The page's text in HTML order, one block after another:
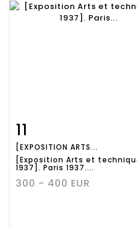
détaillée
11
[EXPOSITION ARTS...
[Exposition Arts et
1937]. Paris 1937....
300 - 400 EUR